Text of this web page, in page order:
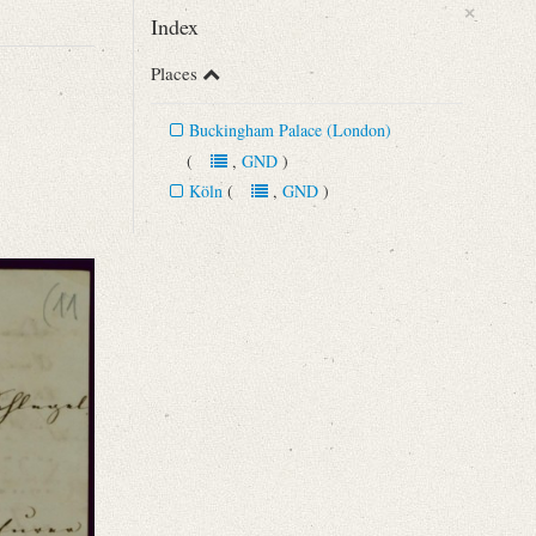
A. W. Schlegels. München 1897, S. 191.
×
Index
Places
Buckingham Palace (London)
(, GND)
Köln (, GND)